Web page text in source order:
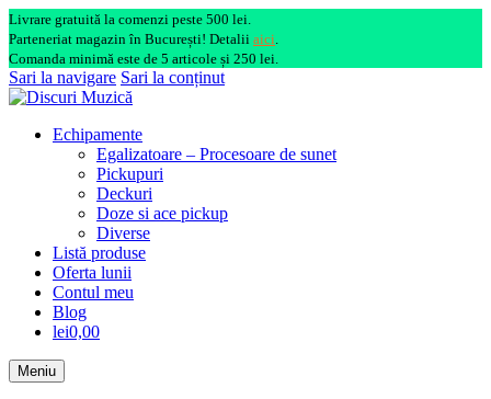
Livrare gratuită la comenzi peste 500 lei.
Parteneriat magazin în București! Detalii aici.
Comanda minimă este de 5 articole și 250 lei.
Sari la navigare Sari la conținut
Echipamente
Egalizatoare – Procesoare de sunet
Pickupuri
Deckuri
Doze si ace pickup
Diverse
Listă produse
Oferta lunii
Contul meu
Blog
lei0,00
Meniu